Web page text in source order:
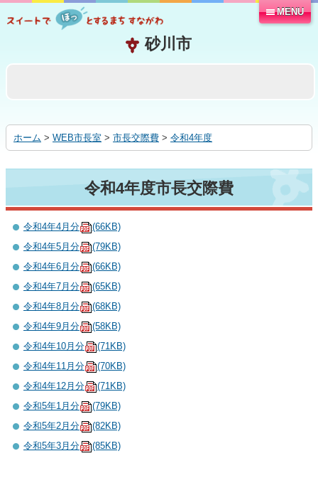
る
MENU
ホーム > WEB市長室 > 市長交際費 > 令和4年度
令和4年度市長交際費
令和4年4月分
(66KB)
令和4年5月分
(79KB)
令和4年6月分
(66KB)
令和4年7月分
(65KB)
令和4年8月分
(68KB)
令和4年9月分
(58KB)
令和4年10月分
(71KB)
令和4年11月分
(70KB)
令和4年12月分
(71KB)
令和5年1月分
(79KB)
令和5年2月分
(82KB)
令和5年3月分
(85KB)